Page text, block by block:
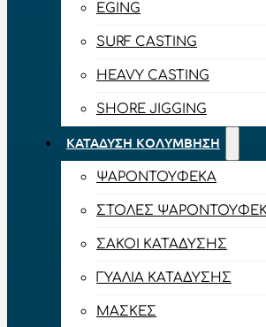
EGING
SURF CASTING
HEAVY CASTING
SHORE JIGGING
ΚΑΤΆΔΥΣΗ ΚΟΛΎΜΒΗΣΗ
ΨΑΡΟΝΤΟΎΦΕΚΑ
ΣΤΟΛΈΣ
ΣΆΚΟΙ ΚΑΤΆΔΥΣΗΣ
ΓΥΑΛΙΆ ΚΑΤΆΔΥΣΗΣ
ΜΆΣΚΕΣ